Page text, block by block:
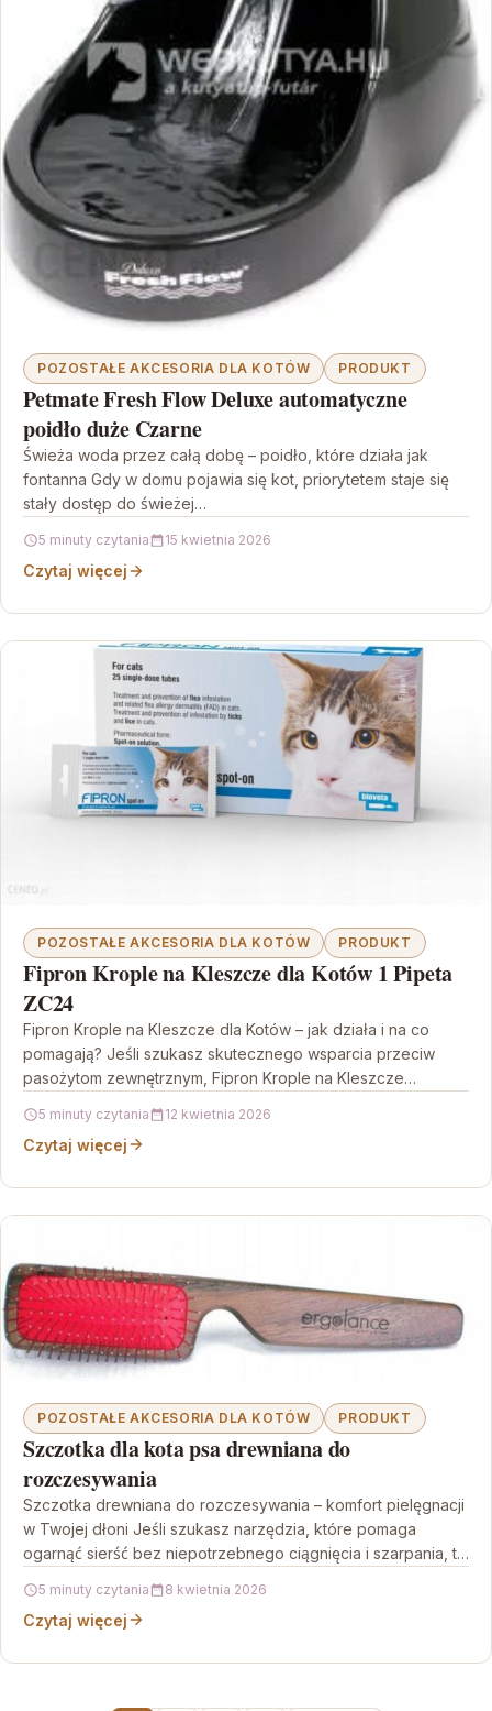
POZOSTAŁE AKCESORIA DLA KOTÓW PRODUKT
Petmate Fresh Flow Deluxe automatyczne
poidło duże Czarne
Świeża woda przez całą dobę – poidło, które działa jak
fontanna Gdy w domu pojawia się kot, priorytetem staje się
stały dostęp do świeżej…
5 minuty czytania 15 kwietnia 2026
Czytaj więcej
POZOSTAŁE AKCESORIA DLA KOTÓW PRODUKT
Fipron Krople na Kleszcze dla Kotów 1 Pipeta
ZC24
Fipron Krople na Kleszcze dla Kotów – jak działa i na co
pomagają? Jeśli szukasz skutecznego wsparcia przeciw
pasożytom zewnętrznym, Fipron Krople na Kleszcze…
5 minuty czytania 12 kwietnia 2026
Czytaj więcej
POZOSTAŁE AKCESORIA DLA KOTÓW PRODUKT
Szczotka dla kota psa drewniana do
rozczesywania
Szczotka drewniana do rozczesywania – komfort pielęgnacji
w Twojej dłoni Jeśli szukasz narzędzia, które pomaga
ogarnąć sierść bez niepotrzebnego ciągnięcia i szarpania, ta
5 minuty czytania 8 kwietnia 2026
Czytaj więcej